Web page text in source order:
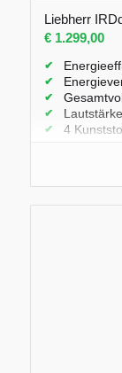
Liebherr
€1.299,00
4